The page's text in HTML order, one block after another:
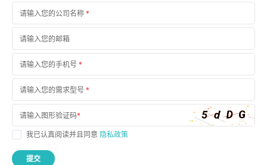
请输入您的公司名称 *
请输入您的邮箱
请输入您的手机号 *
请输入您的需求型号 *
请输入图形验证码*
我已认真阅读并且同意 隐私政策
提交